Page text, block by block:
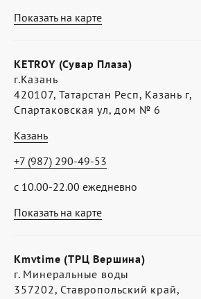
Показать на карте
Показать на карте
KETROY (Сувар Плаза)
г.Казань
420107, Татарстан Респ, Казань г,
Спартаковская ул, дом № 6
Казань
с 10.00-22.00 ежедневно
+7 (987) 290-49-53
Kmvtime (ТРЦ Вершина)
г. Минеральные воды
357202, Ставропольский край,